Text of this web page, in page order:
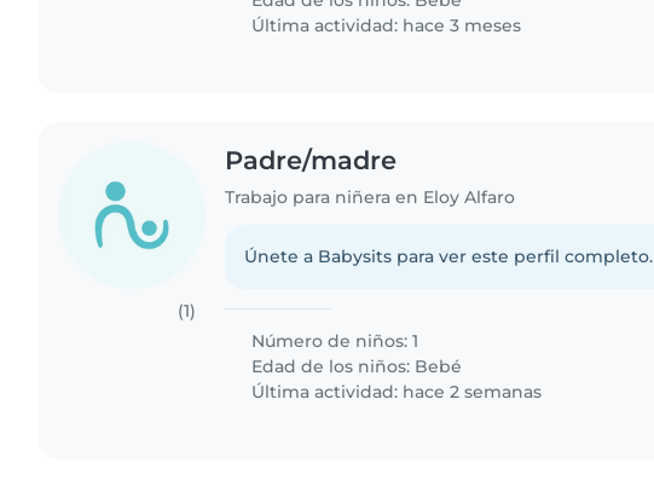
Última actividad: hace 3 meses
(1)
Padre/madre
Trabajo para niñera en Eloy Alfaro
Únete a Babysits para ver este perfil completo.
Número de niños: 1
Edad de los niños: Bebé
Última actividad: hace 2 semanas